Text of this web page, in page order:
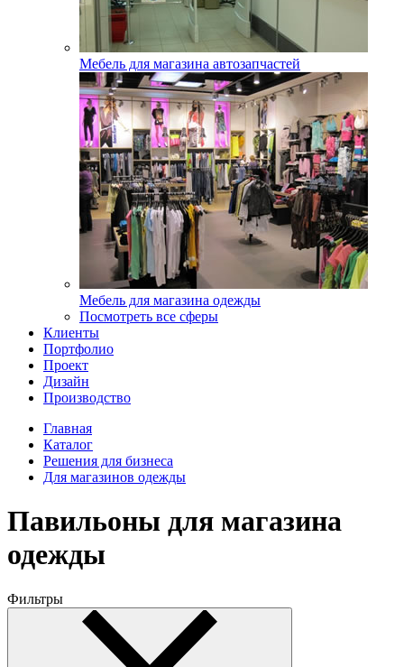
Мебель для магазина автозапчастей
Мебель для магазина одежды
Посмотреть все сферы
Клиенты
Портфолио
Проект
Дизайн
Производство
Главная
Каталог
Решения для бизнеса
Для магазинов одежды
Павильоны для магазина
одежды
Фильтры